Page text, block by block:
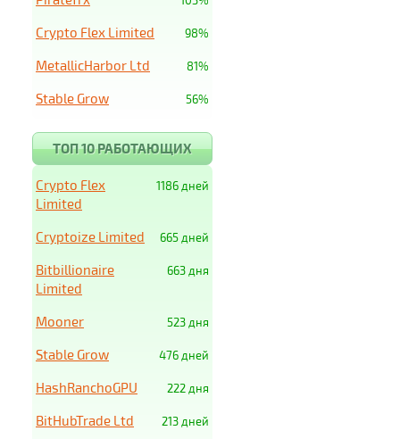
98%
Crypto Flex Limited
81%
MetallicHarbor Ltd
56%
Stable Grow
ТОП 10 РАБОТАЮЩИХ
1186 дней
Crypto Flex
Limited
665 дней
Cryptoize Limited
663 дня
Bitbillionaire
Limited
523 дня
Mooner
476 дней
Stable Grow
222 дня
HashRanchoGPU
213 дней
BitHubTrade Ltd